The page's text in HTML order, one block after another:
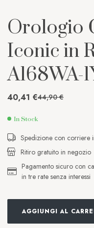
Orologio
Iconic in
A168WA-
44,90€
40,41 €
In Stock
Spedizione con corriere
Ritiro gratuito in negozio
Pagamento sicuro con
in tre rate senza interessi
AGGIUNGI AL